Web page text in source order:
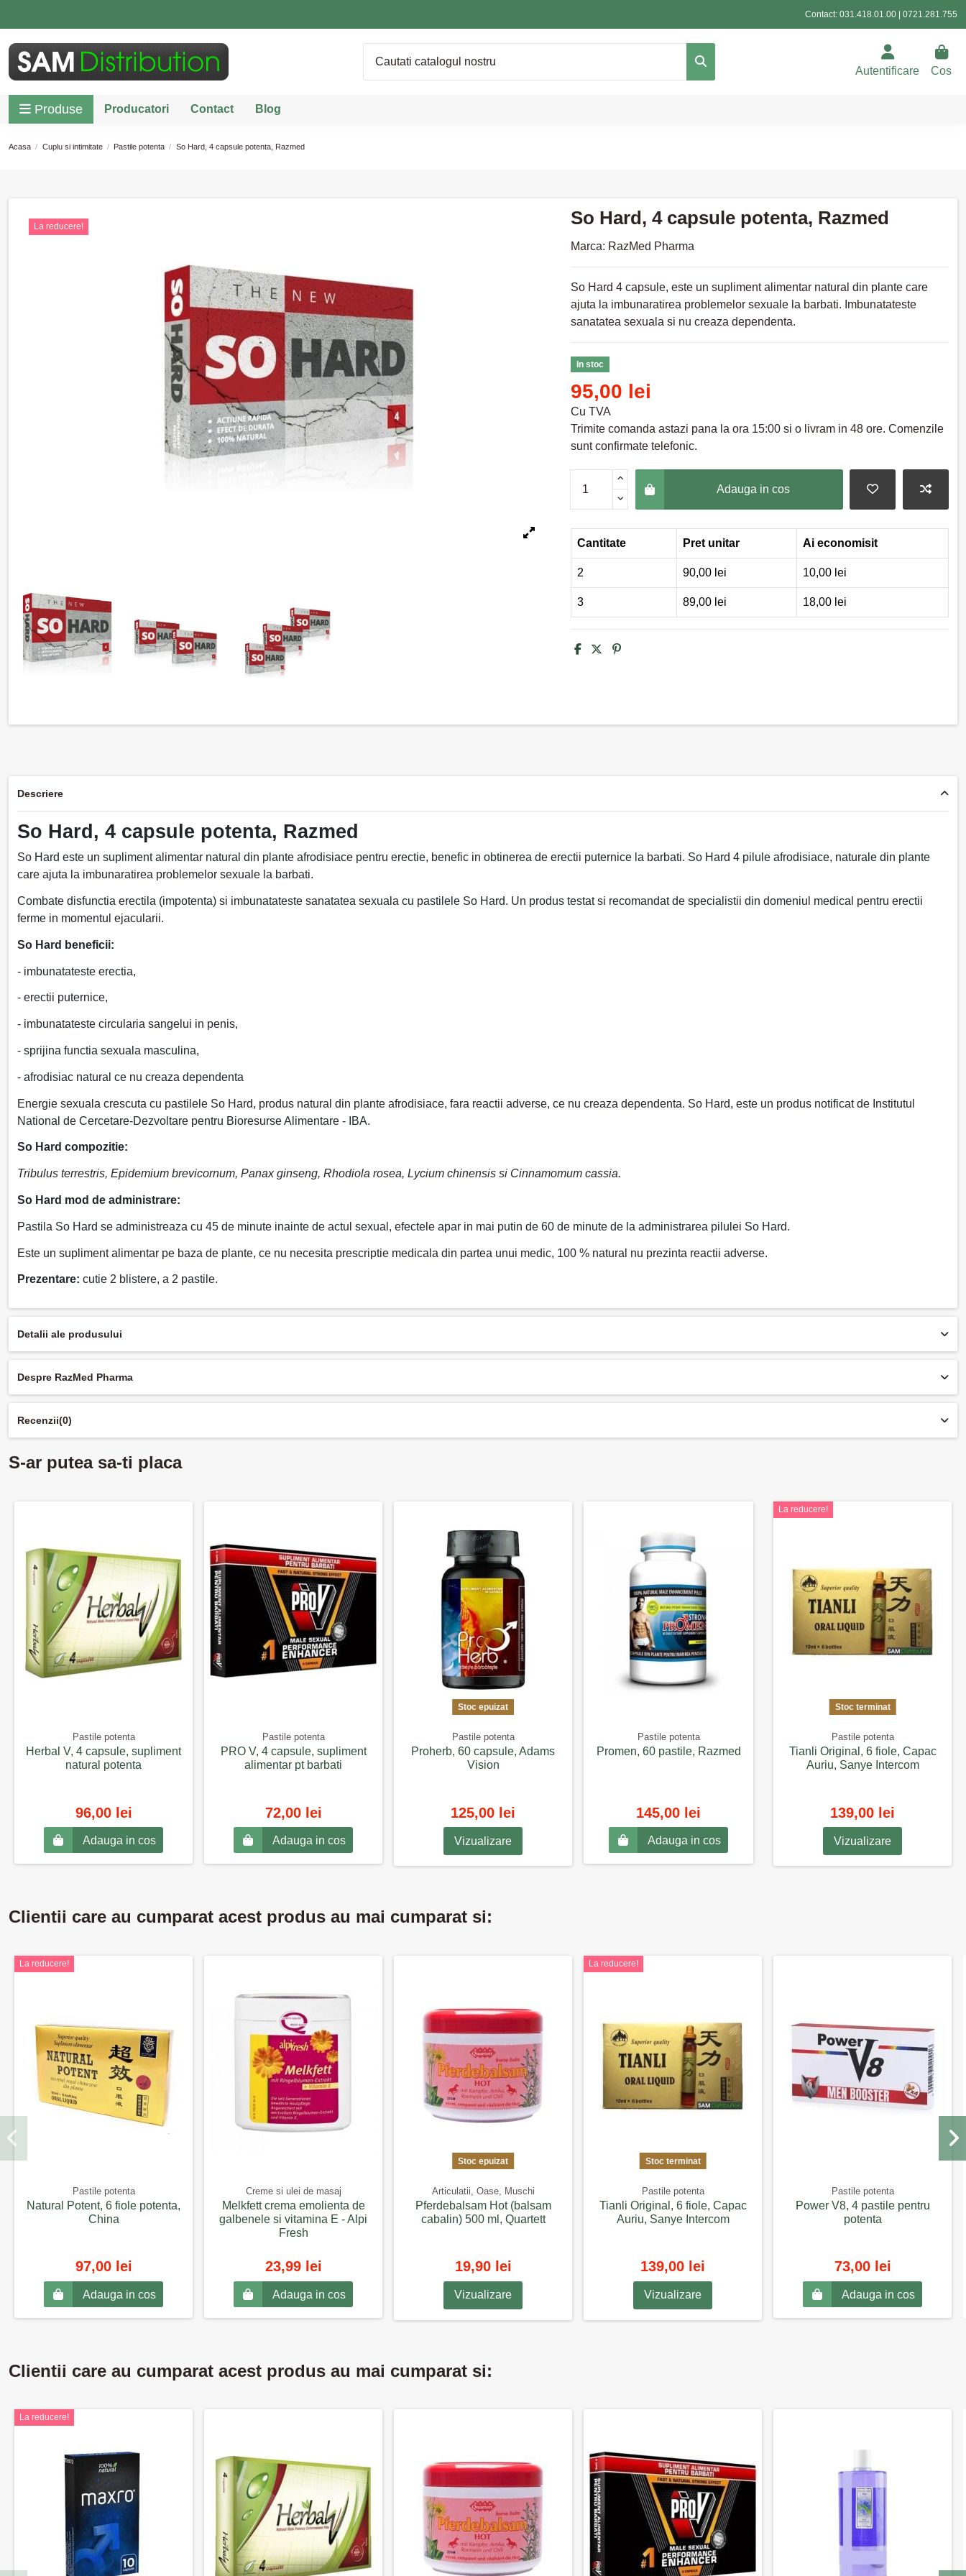
Contact: 031.418.01.00 0721.281.755
Autentificare Cos
Produse Producatori Contact Blog
Acasa Cuplu si intimitate Pastile potenta So Hard, 4 capsule potenta, Razmed
La reducere! So Hard, 4 capsule potenta, Razmed
Marca: RazMed Pharma
So Hard 4 capsule, este un supliment alimentar natural din plante care
ajuta la imbunaratirea problemelor sexuale la barbati. Imbunatateste
sanatatea sexuala si nu creaza dependenta.
In stoc
95,00 lei
Cu TVA
Trimite comanda astazi pana la ora 15:00 si o livram in 48 ore. Comenzile
sunt confirmate telefonic.
Adauga in cos
Cantitate Pret unitar Ai economisit
2 90,00 lei 10,00 lei
3 89,00 lei 18,00 lei
Descriere
So Hard, 4 capsule potenta, Razmed
So Hard este un supliment alimentar natural din plante afrodisiace pentru erectie, benefic in obtinerea de erectii puternice la barbati. So Hard 4 pilule afrodisiace, naturale din plante
care ajuta la imbunaratirea problemelor sexuale la barbati.
Combate disfunctia erectila (impotenta) si imbunatateste sanatatea sexuala cu pastilele So Hard. Un produs testat si recomandat de specialistii din domeniul medical pentru erectii
ferme in momentul ejacularii.
So Hard beneficii:
- imbunatateste erectia,
- erectii puternice,
- imbunatateste circularia sangelui in penis,
- sprijina functia sexuala masculina,
- afrodisiac natural ce nu creaza dependenta
Energie sexuala crescuta cu pastilele So Hard, produs natural din plante afrodisiace, fara reactii adverse, ce nu creaza dependenta. So Hard, este un produs notificat de Institutul
National de Cercetare-Dezvoltare pentru Bioresurse Alimentare - IBA.
So Hard compozitie:
Tribulus terrestris, Epidemium brevicornum, Panax ginseng, Rhodiola rosea, Lycium chinensis si Cinnamomum cassia.
So Hard mod de administrare:
Pastila So Hard se administreaza cu 45 de minute inainte de actul sexual, efectele apar in mai putin de 60 de minute de la administrarea pilulei So Hard.
Este un supliment alimentar pe baza de plante, ce nu necesita prescriptie medicala din partea unui medic, 100 % natural nu prezinta reactii adverse.
Prezentare: cutie 2 blistere, a 2 pastile.
Detalii ale produsului
Despre RazMed Pharma
Recenzii(0)
S-ar putea sa-ti placa
Pastile potenta
Herbal V, 4 capsule, supliment
natural potenta
96,00 lei
Adauga in cos
Pastile potenta
PRO V, 4 capsule, supliment
alimentar pt barbati
72,00 lei
Adauga in cos
Stoc epuizat
Pastile potenta
Proherb, 60 capsule, Adams
Vision
125,00 lei
Vizualizare
Pastile potenta
Promen, 60 pastile, Razmed
145,00 lei
Adauga in cos
La reducere!
Stoc terminat
Pastile potenta
Tianli Original, 6 fiole, Capac
Auriu, Sanye Intercom
139,00 lei
Vizualizare
Clientii care au cumparat acest produs au mai cumparat si:
La reducere!
Pastile potenta
Natural Potent, 6 fiole potenta,
China
97,00 lei
Adauga in cos
Creme si ulei de masaj
Melkfett crema emolienta de
galbenele si vitamina E - Alpi
Fresh
23,99 lei
Adauga in cos
Stoc epuizat
Articulatii, Oase, Muschi
Pferdebalsam Hot (balsam
cabalin) 500 ml, Quartett
19,90 lei
Vizualizare
La reducere!
Stoc terminat
Pastile potenta
Tianli Original, 6 fiole, Capac
Auriu, Sanye Intercom
139,00 lei
Vizualizare
Pastile potenta
Power V8, 4 pastile pentru
potenta
73,00 lei
Adauga in cos
Clientii care au cumparat acest produs au mai cumparat si:
La reducere!